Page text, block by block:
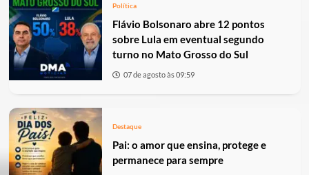
Política
Flávio Bolsonaro abre 12 pontos
sobre Lula em eventual segundo
turno no Mato Grosso do Sul
07 de agosto às 09:59
Destaque
Pai: o amor que ensina, protege e
permanece para sempre